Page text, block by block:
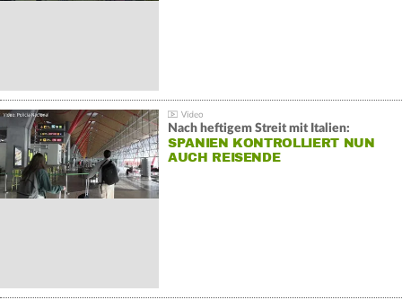
Nach heftigem Streit mit Italien:
SPANIEN KONTROLLIERT NUN
AUCH REISENDE